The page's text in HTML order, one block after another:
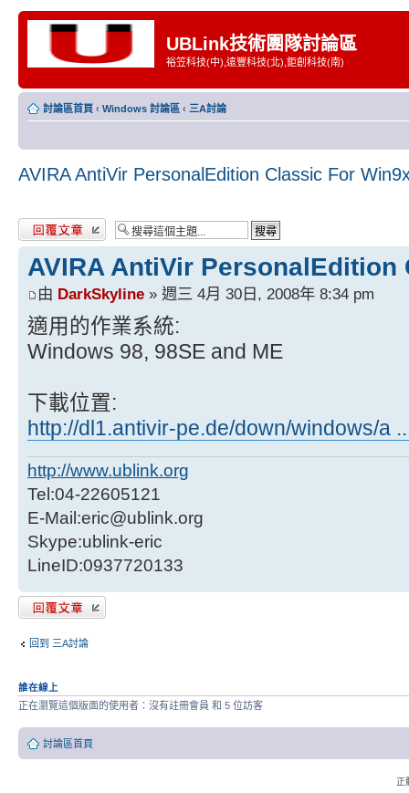
UBLink技術團隊討論區
裕笠科技(中),遠豐科技(北),鉅創科技(南)
討論區首頁 ‹ Windows 討論區 ‹ 三A討論
AVIRA AntiVir PersonalEdition Classic For
發表回覆
AVIRA AntiVir
由 DarkSkyline » 週三 4月 30日, 2008年 8:34 pm
適用的作業系統:
Windows 98, 98SE and ME
下載位置:
http://dl1.antivir-pe.de/down/windows/a
http://www.ublink.org
Tel:04-22605121
E-Mail:eric@ublink.org
Skype:ublink-eric
LineID:0937720133
發表回覆
回到 三A討論
誰在線上
正在瀏覽這個版面的使用者：沒有註冊會員 和 5 位訪客
討論區首頁
正